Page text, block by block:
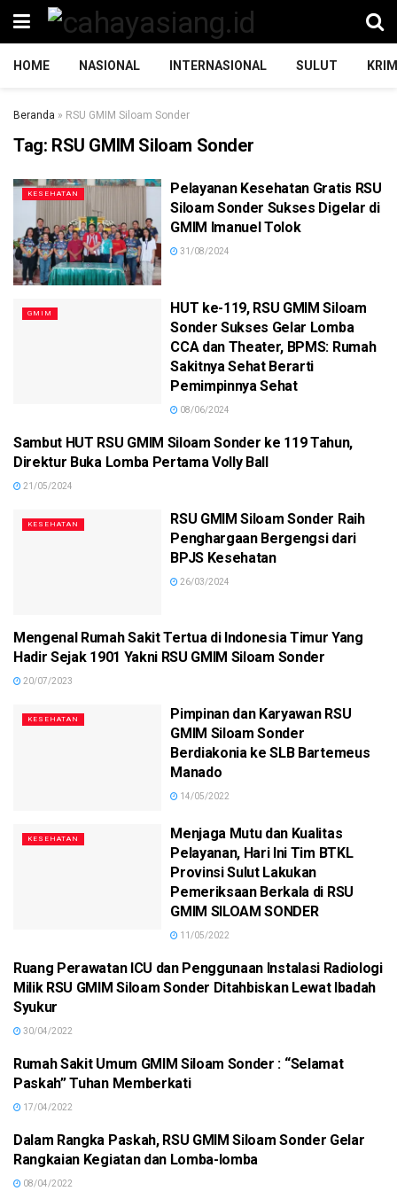
HOME NASIONAL INTERNASIONAL SULUT
Beranda » RSU GMIM Siloam Sonder
Tag: RSU GMIM Siloam Sonder
KESEHATAN
Pelayanan Kesehatan Gratis RSU
Siloam Sonder Sukses Digelar di
GMIM Imanuel Tolok
31/08/2024
GMIM
HUT ke-119, RSU GMIM Siloam
Sonder Sukses Gelar Lomba
CCA dan Theater, BPMS: Rumah
Sakitnya Sehat Berarti
Pemimpinnya Sehat
08/06/2024
EVENT
Sambut HUT RSU GMIM Siloam Sonder ke 119 Tahun,
Direktur Buka Lomba Pertama Volly Ball
21/05/2024
KESEHATAN
RSU GMIM Siloam Sonder Raih
Penghargaan Bergengsi dari
BPJS Kesehatan
26/03/2024
KESEHATAN
Mengenal Rumah Sakit Tertua di Indonesia Timur Yang
Hadir Sejak 1901 Yakni RSU GMIM Siloam Sonder
20/07/2023
KESEHATAN
Pimpinan dan Karyawan RSU
GMIM Siloam Sonder
Berdiakonia ke SLB Bartemeus
Manado
14/05/2022
KESEHATAN
Menjaga Mutu dan Kualitas
Pelayanan, Hari Ini Tim BTKL
Provinsi Sulut Lakukan
Pemeriksaan Berkala di RSU
GMIM SILOAM SONDER
11/05/2022
KESEHATAN
Ruang Perawatan ICU dan Penggunaan Instalasi Radiologi
Milik RSU GMIM Siloam Sonder Ditahbiskan Lewat Ibadah
Syukur
30/04/2022
KESEHATAN
Rumah Sakit Umum GMIM Siloam Sonder : “Selamat
Paskah” Tuhan Memberkati
17/04/2022
KESEHATAN
Dalam Rangka Paskah, RSU GMIM Siloam Sonder Gelar
Rangkaian Kegiatan dan Lomba-lomba
08/04/2022